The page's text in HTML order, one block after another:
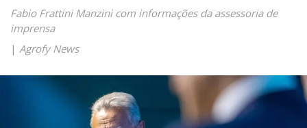
Fabio Frattini Manzini com informações da assessoria de
imprensa
| Agrofy News